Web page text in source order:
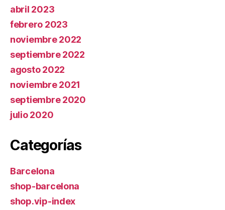
abril 2023
febrero 2023
noviembre 2022
septiembre 2022
agosto 2022
noviembre 2021
septiembre 2020
julio 2020
Categorías
Barcelona
shop-barcelona
shop.vip-index